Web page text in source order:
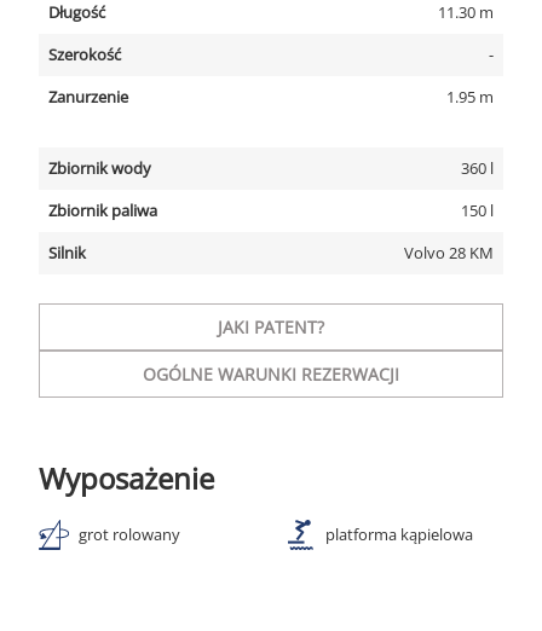
Długość
11.30 m
Szerokość
-
Zanurzenie
1.95 m
Zbiornik wody
360 l
Zbiornik paliwa
150 l
Silnik
Volvo 28 KM
JAKI PATENT?
OGÓLNE WARUNKI REZERWACJI
Wyposażenie
grot rolowany platforma kąpielowa